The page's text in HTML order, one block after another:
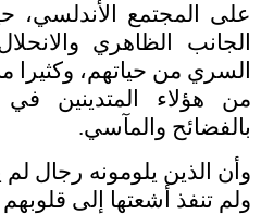
على المجتمع الأندلسي،
الجانب الظاهري
السري من حياتهم، وكثيرا
من هؤلاء المتدينين
بالفضائح والمآسي.
وأن الذين يلومونه رجال
ولم تنفذ أشعتها إلى